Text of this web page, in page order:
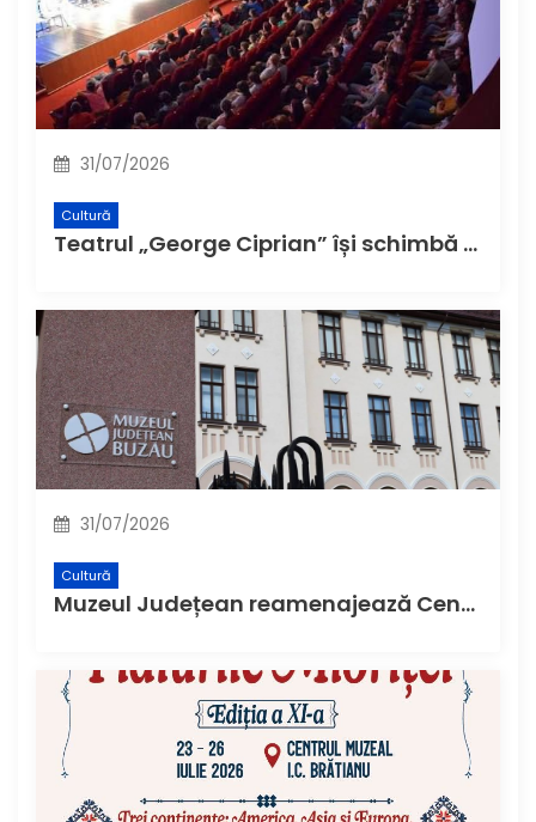
31/07/2026
Cultură
Teatrul „George Ciprian” își schimbă denumirea și structura de la 1 august
31/07/2026
Cultură
Muzeul Județean reamenajează Centrul de Informare Turistică și Museum Shop-ul